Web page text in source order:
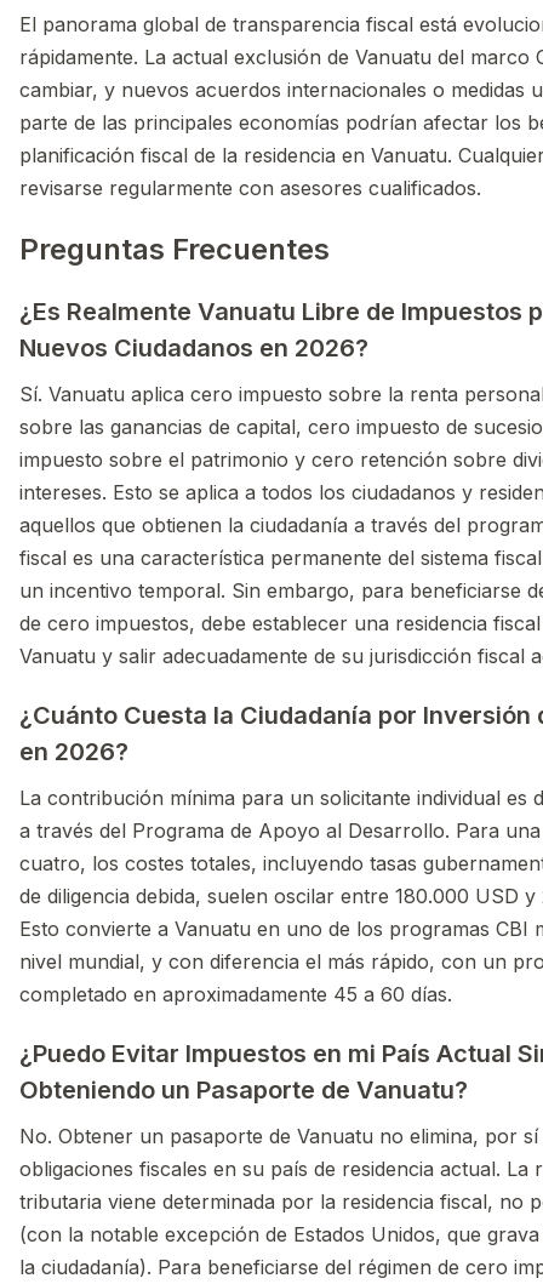
El panorama global de transparencia fiscal está
rápidamente. La actual exclusión de Vanuatu del marco
cambiar, y nuevos acuerdos internacionales o medidas
parte de las principales economías podrían afectar los
planificación fiscal de la residencia en Vanuatu.
revisarse regularmente con asesores cualificados.
Preguntas Frecuentes
¿Es Realmente Vanuatu Libre de Impuestos
Nuevos Ciudadanos en 2026?
Sí. Vanuatu aplica cero impuesto sobre la renta
sobre las ganancias de capital, cero impuesto de
impuesto sobre el patrimonio y cero retención sobre
intereses. Esto se aplica a todos los ciudadanos y
aquellos que obtienen la ciudadanía a través del
fiscal es una característica permanente del sistema
un incentivo temporal. Sin embargo, para beneficiarse
de cero impuestos, debe establecer una residencia
Vanuatu y salir adecuadamente de su jurisdicción fiscal
¿Cuánto Cuesta la Ciudadanía por Inversión
en 2026?
La contribución mínima para un solicitante individual es
a través del Programa de Apoyo al Desarrollo. Para
cuatro, los costes totales, incluyendo tasas
de diligencia debida, suelen oscilar entre 180.000 USD y
Esto convierte a Vanuatu en uno de los programas CBI
nivel mundial, y con diferencia el más rápido, con un
completado en aproximadamente 45 a 60 días.
¿Puedo Evitar Impuestos en mi País Actual
Obteniendo un Pasaporte de Vanuatu?
No. Obtener un pasaporte de Vanuatu no elimina, por
obligaciones fiscales en su país de residencia actual. La
tributaria viene determinada por la residencia fiscal, no
(con la notable excepción de Estados Unidos, que
la ciudadanía). Para beneficiarse del régimen de cero